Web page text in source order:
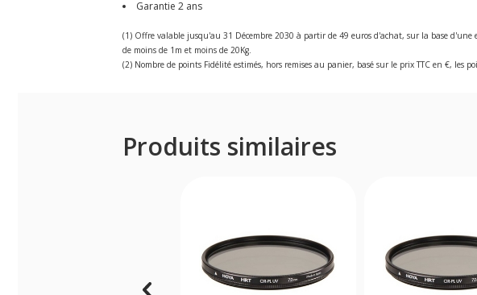
Garantie 2 ans
(1) Offre valable jusqu'au 31 Décembre 2030 à partir de 49 euros d'achat, sur la base
de moins de 1m et moins de 20Kg.
(2) Nombre de points Fidélité estimés, hors remises au panier, basé sur le prix TTC en €, les
Produits similaires